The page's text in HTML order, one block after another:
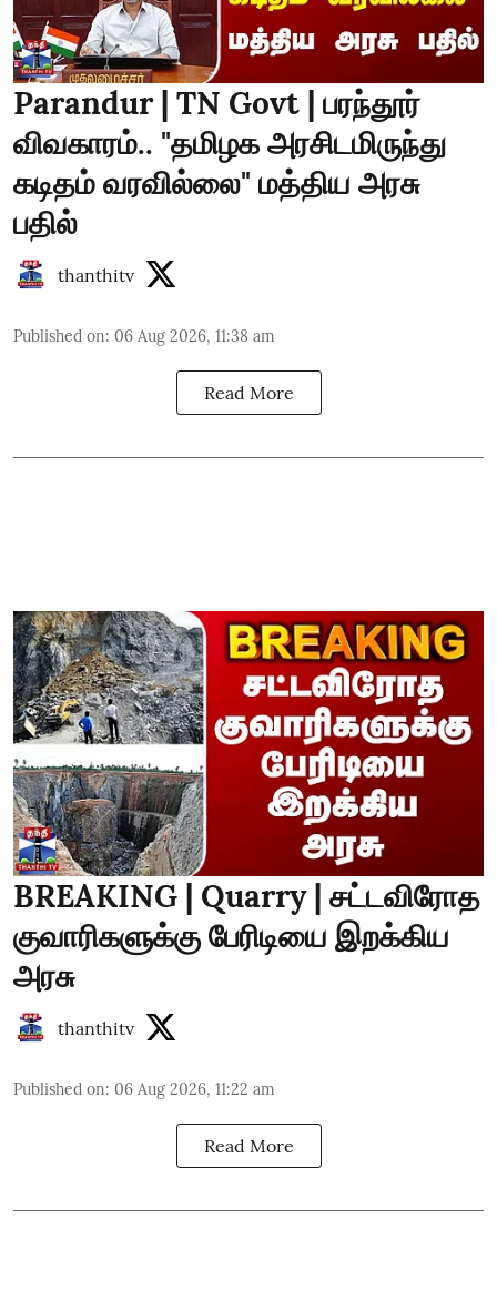
Parandur | TN Govt | பரந்தூர்
விவகாரம்.. "தமிழக அரசிடமிருந்து
கடிதம் வரவில்லை" மத்திய அரசு
பதில்
thanthitv
Published on: 06 Aug 2026, 11:38 am
Read More
BREAKING | Quarry | சட்டவிரோத
குவாரிகளுக்கு பேரிடியை இறக்கிய
அரசு
thanthitv
Published on: 06 Aug 2026, 11:22 am
Read More